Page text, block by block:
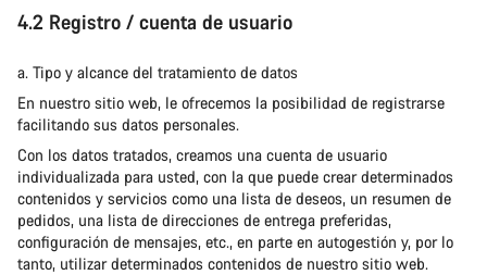
4.2 Registro / cuenta de usuario
a. Tipo y alcance del tratamiento de datos
En nuestro sitio web, le ofrecemos la posibilidad de registrarse
facilitando sus datos personales.
Con los datos tratados, creamos una cuenta de usuario
individualizada para usted, con la que puede crear determinados
contenidos y servicios como una lista de deseos, un resumen de
pedidos, una lista de direcciones de entrega preferidas,
configuración de mensajes, etc., en parte en autogestión y, por lo
tanto, utilizar determinados contenidos de nuestro sitio web.